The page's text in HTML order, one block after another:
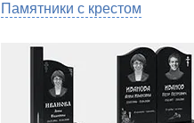
Памятники с крестом